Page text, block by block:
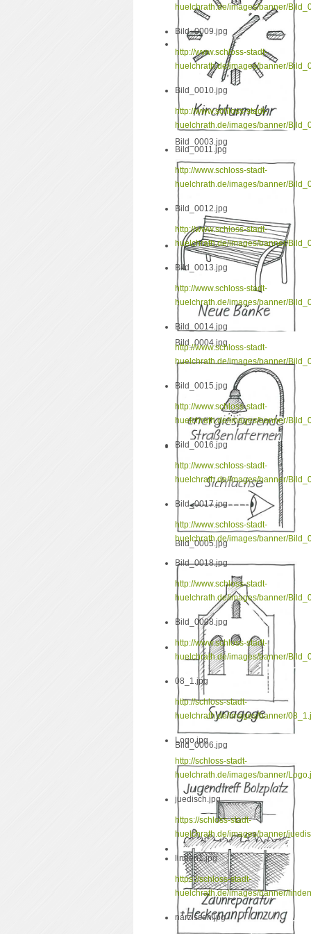
Bild_0003.jpg
Bild_0004.jpg
Bild_0005.jpg
Bild_0006.jpg
huelchrath.de/images/banner/
Bild_0009.jpg
http://www.schloss-stadt-
huelchrath.de/images/banner/
Bild_0010.jpg
http://www.schloss-stadt-
huelchrath.de/images/banner/
Bild_0011.jpg
http://www.schloss-stadt-
huelchrath.de/images/banner/
Bild_0012.jpg
http://www.schloss-stadt-
huelchrath.de/images/banner/
Bild_0013.jpg
http://www.schloss-stadt-
huelchrath.de/images/banner/
Bild_0014.jpg
http://www.schloss-stadt-
huelchrath.de/images/banner/
Bild_0015.jpg
http://www.schloss-stadt-
huelchrath.de/images/banner/
Bild_0016.jpg
http://www.schloss-stadt-
huelchrath.de/images/banner/
Bild_0017.jpg
http://www.schloss-stadt-
huelchrath.de/images/banner/
Bild_0018.jpg
http://www.schloss-stadt-
huelchrath.de/images/banner/
Bild_0008.jpg
http://www.schloss-stadt-
huelchrath.de/images/banner/
08_1.jpg
http://schloss-stadt-
huelchrath.de/images/banner/
Logo.jpg
http://schloss-stadt-
huelchrath.de/images/banner/
juedisch.jpg
https://schloss-stadt-
huelchrath.de/images/banner/
linden1.jpg
https://schloss-stadt-
huelchrath.de/images/banner/
narzissen.jpg